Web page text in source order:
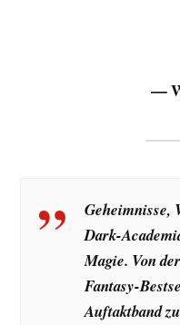
—
Geheimnisse,
Dark-
Magie. Von
Fantasy-
Auftaktband